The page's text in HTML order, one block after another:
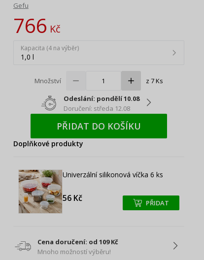
Gefu
766Kč
Kapacita (4 na výběr)
1,0 l
Množství z 7 Ks
Odeslání: pondělí 10.08
Doručení: středa 12.08
PŘIDAT DO KOŠÍKU
Doplňkové produkty
Univerzální silikonová víčka 6 ks
56 Kč +
+ PŘIDAT
Cena doručení: od 109 Kč
Mnoho možností výběru!